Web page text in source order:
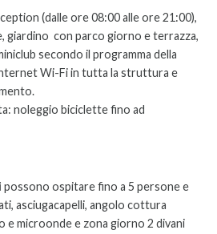
(dalle ore 08:00 alle ore 21:00),
giardino con parco giorno e terrazza,
secondo il programma della
Wi-Fi in tutta la struttura e
noleggio biciclette fino ad
possono ospitare fino a 5 persone e
asciugacapelli, angolo cottura
microonde e zona giorno 2 divani